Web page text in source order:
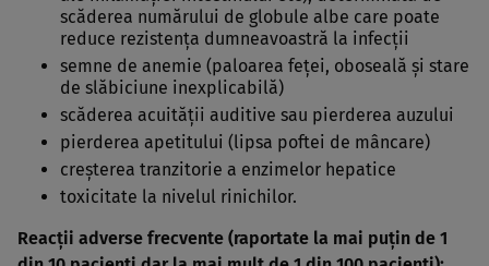
scăderea numărului de globule albe care poate
reduce rezistenţa dumneavoastră la infecţii
semne de anemie (paloarea feţei, oboseală şi stare
de slăbiciune inexplicabilă)
scăderea acuităţii auditive sau pierderea auzului
pierderea apetitului (lipsa poftei de mâncare)
creşterea tranzitorie a enzimelor hepatice
toxicitate la nivelul rinichilor.
Reacţii adverse frecvente (raportate la mai puţin de 1